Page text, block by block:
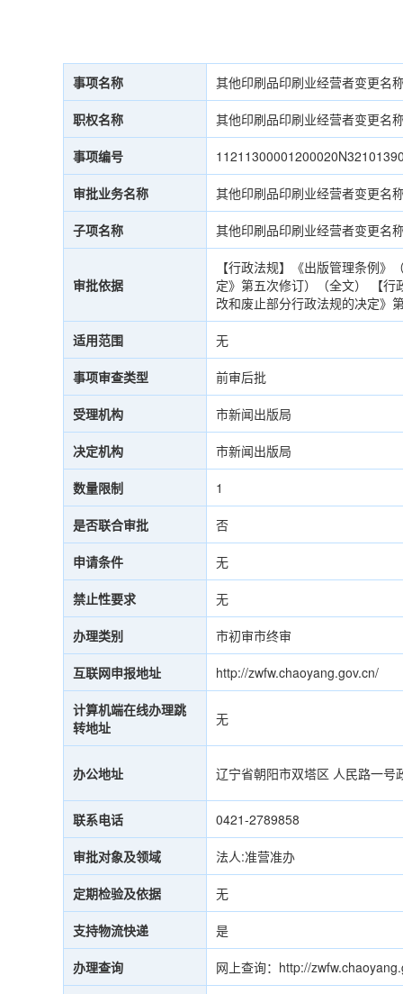
事项名称 其他印刷品印刷业经营者变更名
职权名称 其他印刷品印刷业经营者变更名
事项编号
审批业务名称 其他印刷品印刷业经营者变更名
子项名称 其他印刷品印刷业经营者变更名
审批依据
【行政法规】《出版管理条例
定》第五次修订）（全文） 【
改和废止部分行政法规的决定》
适用范围 无
事项审查类型 前审后批
受理机构 市新闻出版局
决定机构 市新闻出版局
数量限制 1
是否联合审批 否
申请条件 无
禁止性要求 无
办理类别 市初审市终审
互联网申报地址 http://zwfw.chaoyang.gov.cn/
计算机端在线办理跳
转地址
无
办公地址 辽宁省朝阳市双塔区 人民路一号
联系电话 0421-2789858
审批对象及领域 法人:准营准办
定期检验及依据 无
支持物流快递 是
办理查询 网上查询：http://